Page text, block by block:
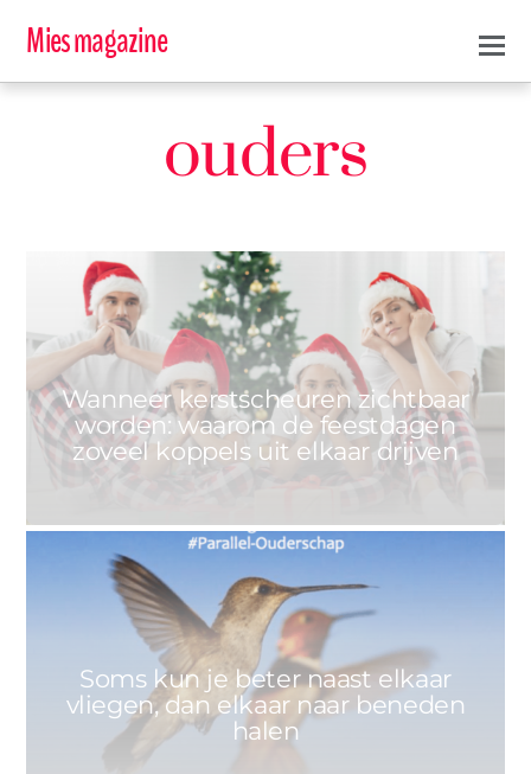
Mies magazine
ouders
MIES 10 DECEMBER 2025
Wanneer kerstscheuren zichtbaar
worden: waarom de feestdagen
zoveel koppels uit elkaar drijven
MARIEKE
Soms kun je beter naast elkaar
vliegen, dan elkaar naar beneden
halen